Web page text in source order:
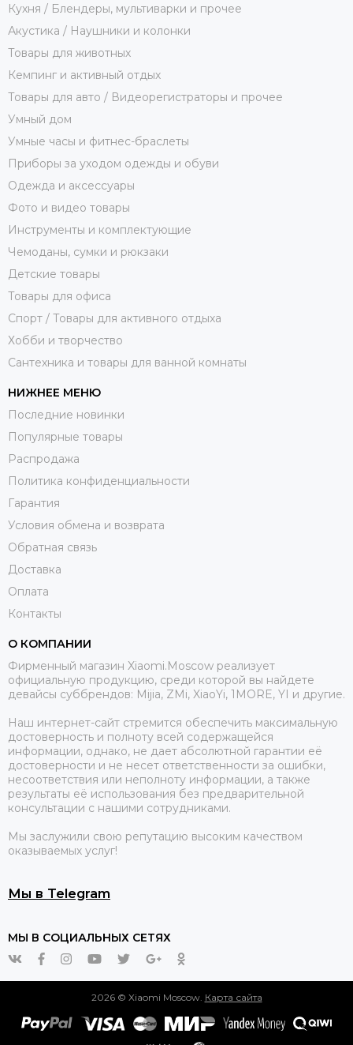
Кухня / Блендеры, мультиварки и прочее
Акустика / Наушники и колонки
Товары для животных
Кемпинг и активный отдых
Товары для авто / Видеорегистраторы и прочее
Умный дом
Умные часы и фитнес-браслеты
Приборы за уходом одежды и обуви
Одежда и аксессуары
Фото и видео товары
Инструменты и комплектующие
Чемоданы, сумки и рюкзаки
Детские товары
Товары для офиса
Спорт / Товары для активного отдыха
Хобби и творчество
Сантехника и товары для ванной комнаты
НИЖНЕЕ МЕНЮ
Последние новинки
Популярные товары
Распродажа
Политика конфиденциальности
Гарантия
Условия обмена и возврата
Обратная связь
Доставка
Оплата
Контакты
О КОМПАНИИ
Фирменный магазин Xiaomi.Moscow реализует
официальную продукцию, среди которой вы найдете
девайсы суббрендов: Mijia, ZMi, XiaoYi, 1MORE, YI и другие.
Наш интернет-сайт стремится обеспечить максимальную
достоверность и полноту всей содержащейся
информации, однако, не дает абсолютной гарантии её
достоверности и не несет ответственности за ошибки,
несоответствия или неполноту информации, а также
результаты её использования без предварительной
консультации с нашими сотрудниками.
Мы заслужили свою репутацию высоким качеством
оказываемых услуг!
Мы в Telegram
МЫ В СОЦИАЛЬНЫХ СЕТЯХ
2026 © Xiaomi Moscow. Карта сайта